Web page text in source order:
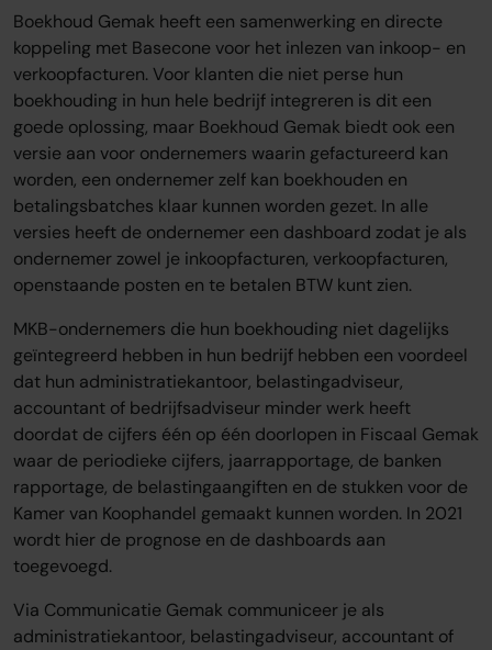
Boekhoud Gemak heeft een samenwerking en directe
koppeling met Basecone voor het inlezen van inkoop- en
verkoopfacturen. Voor klanten die niet perse hun
boekhouding in hun hele bedrijf integreren is dit een
goede oplossing, maar Boekhoud Gemak biedt ook een
versie aan voor ondernemers waarin gefactureerd kan
worden, een ondernemer zelf kan boekhouden en
betalingsbatches klaar kunnen worden gezet. In alle
versies heeft de ondernemer een dashboard zodat je als
ondernemer zowel je inkoopfacturen, verkoopfacturen,
openstaande posten en te betalen BTW kunt zien.
MKB-ondernemers die hun boekhouding niet dagelijks
geïntegreerd hebben in hun bedrijf hebben een voordeel
dat hun administratiekantoor, belastingadviseur,
accountant of bedrijfsadviseur minder werk heeft
doordat de cijfers één op één doorlopen in Fiscaal Gemak
waar de periodieke cijfers, jaarrapportage, de banken
rapportage, de belastingaangiften en de stukken voor de
Kamer van Koophandel gemaakt kunnen worden. In 2021
wordt hier de prognose en de dashboards aan
toegevoegd.
Via Communicatie Gemak communiceer je als
administratiekantoor, belastingadviseur, accountant of